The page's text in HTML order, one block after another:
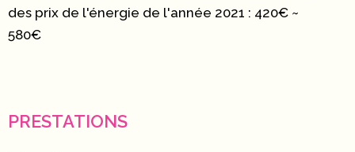
des prix de l'énergie de l'année 2021 : 420€ ~
580€
PRESTATIONS